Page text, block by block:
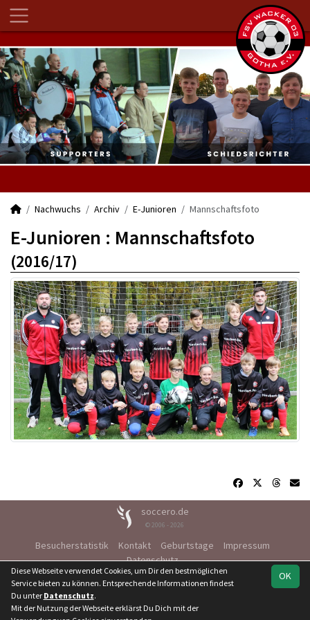
Nachwuchs Archiv E-Junioren Mannschaftsfoto
Team
Kreisliga
Kreismeisterschaft
E-Junioren : Mannschaftsfoto
(2016/17)
soccero.de
© 2006 - 2026
Besucherstatistik Kontakt Geburtstage
Impressum
Datenschutz
OK
Diese Webseite verwendet Cookies, um Dir den bestmöglichen
Service bieten zu können. Entsprechende Informationen findest
Du unter Datenschutz.
Mit der Nutzung der Webseite erklärst Du Dich mit der